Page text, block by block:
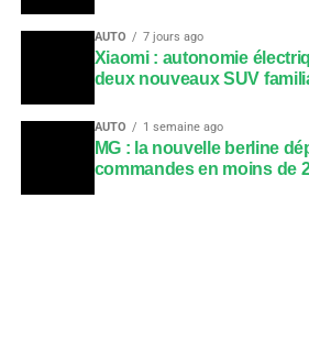
AUTO 7 jours ago
Xiaomi : autonomie
deux nouveaux SUV
AUTO 1 semaine ago
MG : la nouvelle berline
commandes en moins de